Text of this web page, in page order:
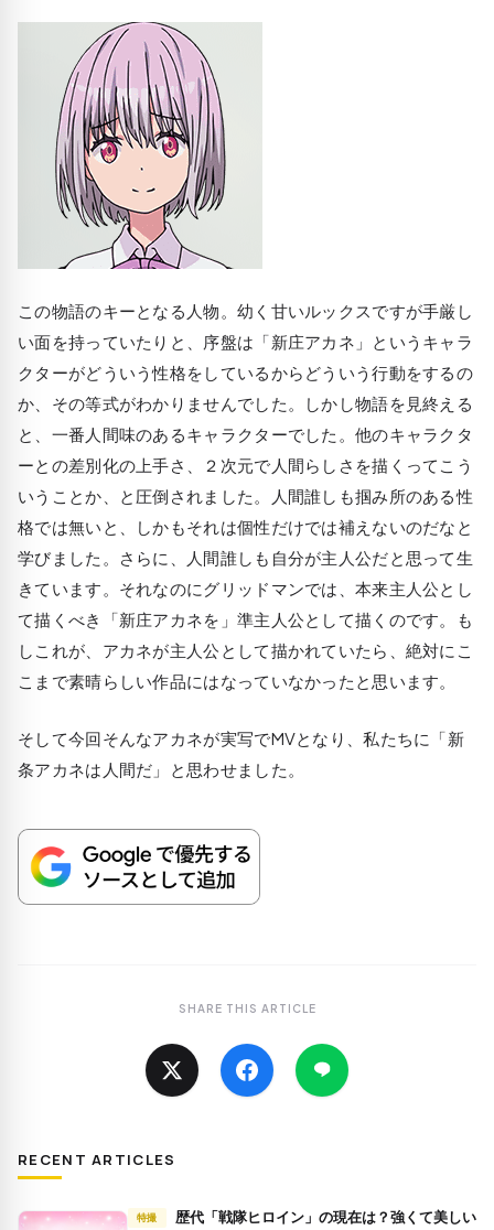
この物語のキーとなる人物。幼く甘いルックスですが手厳し
い面を持っていたりと、序盤は「新庄アカネ」というキャラ
クターがどういう性格をしているからどういう行動をするの
か、その等式がわかりませんでした。しかし物語を見終える
と、一番人間味のあるキャラクターでした。他のキャラクタ
ーとの差別化の上手さ、２次元で人間らしさを描くってこう
いうことか、と圧倒されました。人間誰しも掴み所のある性
格では無いと、しかもそれは個性だけでは補えないのだなと
学びました。さらに、人間誰しも自分が主人公だと思って生
きています。それなのにグリッドマンでは、本来主人公とし
て描くべき「新庄アカネを」準主人公として描くのです。も
しこれが、アカネが主人公として描かれていたら、絶対にこ
こまで素晴らしい作品にはなっていなかったと思います。
そして今回そんなアカネが実写でMVとなり、私たちに「新
条アカネは人間だ」と思わせました。
SHARE THIS ARTICLE
RECENT ARTICLES
特撮